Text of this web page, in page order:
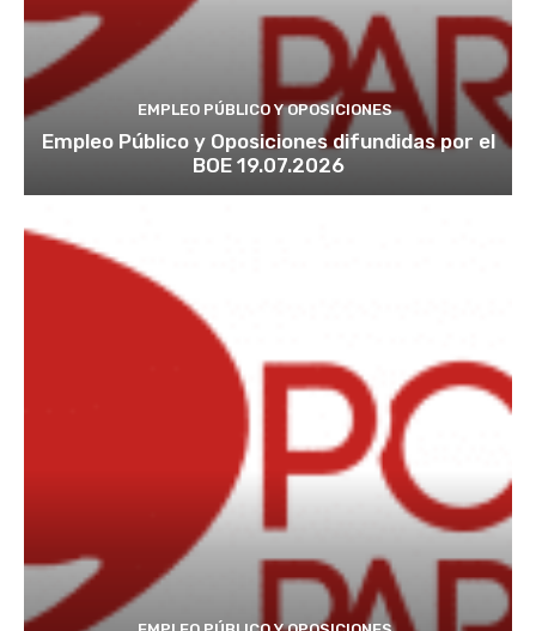
EMPLEO PÚBLICO Y OPOSICIONES
Empleo Público y Oposiciones difundidas por el
BOE 19.07.2026